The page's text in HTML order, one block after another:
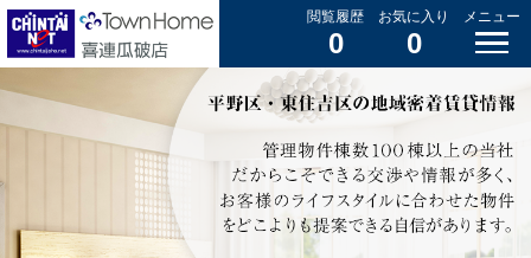
閲覧履歴
0
お気に入り
0
メニュー